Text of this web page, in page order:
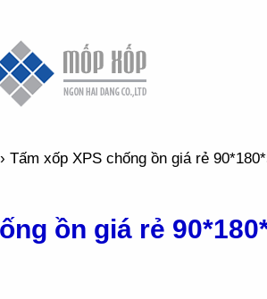
Tấm xốp XPS chống ồn giá rẻ
ồn giá rẻ